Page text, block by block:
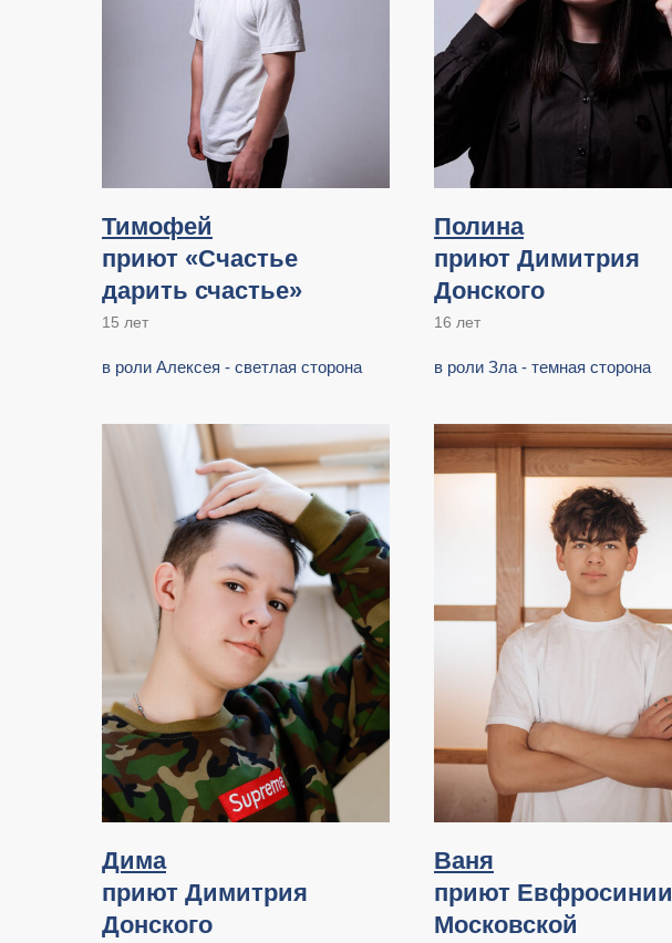
Тимофей
приют «Счастье
дарить счастье»
15 лет
в роли Алексея - светлая сторона
Полина
приют Димитрия
Донского
16 лет
в роли Зла - темная сторона
Дима
приют Димитрия
Донского
Ваня
приют Евфросинии
Московской